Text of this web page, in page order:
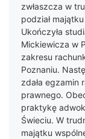
zwłaszcza w
podział
Ukończyła
Mickiewicza w
zakresu
Poznaniu.
zdała egzamin
prawnego.
praktykę
Świeciu. W
majątku